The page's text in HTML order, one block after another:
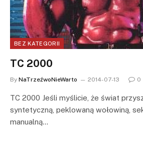
BEZ KATEGORII
TC 2000
By NaTrzeźwoNieWarto 2014-07-13 0
TC 2000 Jeśli myślicie, że świat
syntetyczną, peklowaną wołowiną,
manualną…